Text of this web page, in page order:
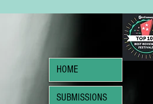
HOME
SUBMISSIONS